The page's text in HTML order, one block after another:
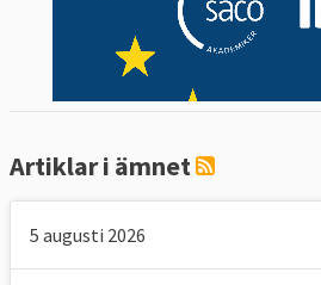
Artiklar i ämnet
5 augusti 2026